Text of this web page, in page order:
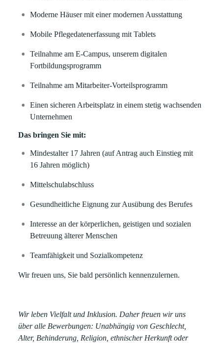
Moderne Häuser mit einer modernen Ausstattung
Mobile Pflegedatenerfassung mit Tablets
Teilnahme am E-Campus, unserem digitalen
Fortbildungsprogramm
Teilnahme am Mitarbeiter-Vorteilsprogramm
Einen sicheren Arbeitsplatz in einem stetig wachsenden
Unternehmen
Das bringen Sie mit:
Mindestalter 17 Jahren (auf Antrag auch Einstieg mit
16 Jahren möglich)
Mittelschulabschluss
Gesundheitliche Eignung zur Ausübung des Berufes
Interesse an der körperlichen, geistigen und sozialen
Betreuung älterer Menschen
Teamfähigkeit und Sozialkompetenz
Wir freuen uns, Sie bald persönlich kennenzulernen.
Wir leben Vielfalt und Inklusion. Daher freuen wir uns
über alle Bewerbungen: Unabhängig von Geschlecht,
Alter, Behinderung, Religion, ethnischer Herkunft oder